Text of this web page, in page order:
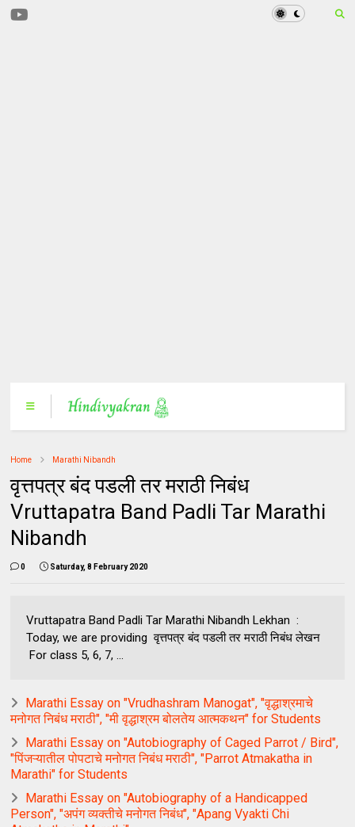
Home Marathi Nibandh
वृत्तपत्र बंद पडली तर मराठी निबंध
Vruttapatra Band Padli Tar Marathi
Nibandh
0 Saturday, 8 February 2020
Vruttapatra Band Padli Tar Marathi Nibandh Lekhan :
Today, we are providing वृत्तपत्र बंद पडली तर मराठी निबंध लेखन
For class 5, 6, 7, ...
Marathi Essay on "Vrudhashram Manogat", "वृद्धाश्रमाचे
मनोगत निबंध मराठी", "मी वृद्धाश्रम बोलतेय आत्मकथन" for Students
Marathi Essay on "Autobiography of Caged Parrot / Bird",
"पिंजऱ्यातील पोपटाचे मनोगत निबंध मराठी", "Parrot Atmakatha in
Marathi" for Students
Marathi Essay on "Autobiography of a Handicapped
Person", "अपंग व्यक्तीचे मनोगत निबंध", "Apang Vyakti Chi